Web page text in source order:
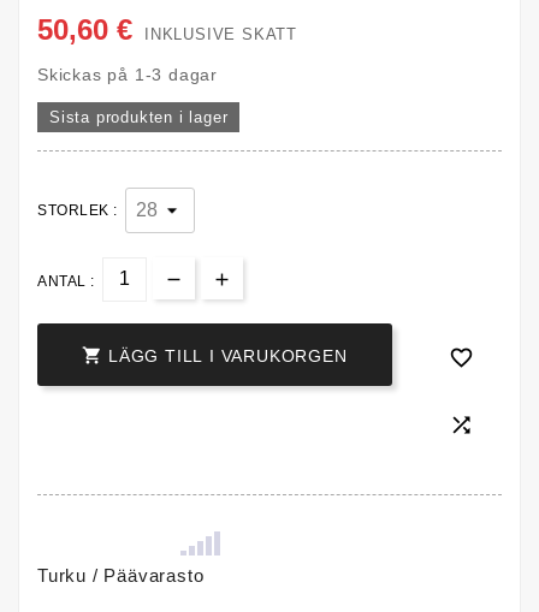
50,60 € INKLUSIVE SKATT
Skickas på 1-3 dagar
Sista produkten i lager
STORLEK :
ANTAL :
 LÄGG TILL I VARUKORGEN 

Turku / Päävarasto